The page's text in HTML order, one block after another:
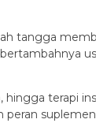
tangga
terapi